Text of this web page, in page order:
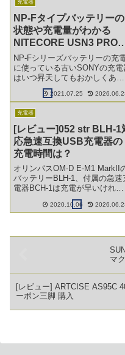
充電器
NP-Fタイプバッテリーの
状態や充電量がわかる
NITECORE USN3 PRO
ビュー
NP-Fシリーズバッテリーの充
に使っている古いSONYの充電
はいつ昇天してもおかしくあり
ません。そこでバッテリー状態
や充電量がわかるという充電器
2021.07.25
充電器
[レビュー]052 str BLH-1
応急速互換USB充電器の
充電時間は？
オリンパスOM-D E-M1 MarkII
バッテリーBLH-1、付属の急速
電器BCH-1は充電が早いけれど
バッテリーに優しくない気がす
るのでstrの互換USB充電器を
2020.10.06
マ
[レビュー] ARTCISE AS95C
ーボン三脚 購入